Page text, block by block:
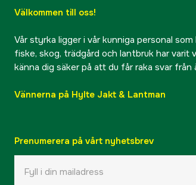
Välkommen till oss!
Vår styrka ligger i vår kunniga personal
fiske, skog, trädgård och lantbruk har varit
känna dig säker på att du får raka svar
Vännerna på Hylte Jakt & Lantman
Prenumerera på vårt nyhetsbrev